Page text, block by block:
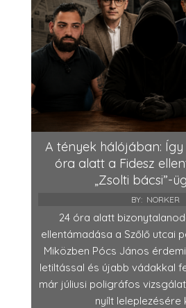
A tények hálójában:
óra alatt a Fidesz
„Zsolti bácsi”-
BY: NORKER
24 óra alatt
ellentámadása a Szőlő utcai
Miközben Pócs János
letiltással és újabb vádakkal
már júliusi poligráfos
nyílt leleplezésére